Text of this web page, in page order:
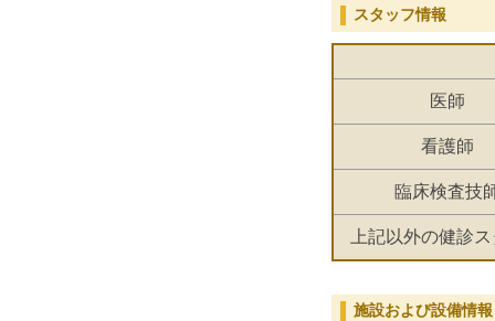
スタッフ情報
医師
看護師
臨床検査技
上記以外の健診
施設および設備情報